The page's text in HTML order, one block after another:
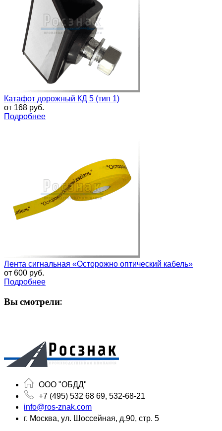
Катафот дорожный КД 5 (тип 1)
от 168 руб.
Подробнее
Лента сигнальная «Осторожно оптический кабель»
от 600 руб.
Подробнее
Вы смотрели:
ООО "ОБДД"
+7 (495) 532 68 69, 532-68-21
info@ros-znak.com
г. Москва, ул. Шоссейная, д.90, стр. 5